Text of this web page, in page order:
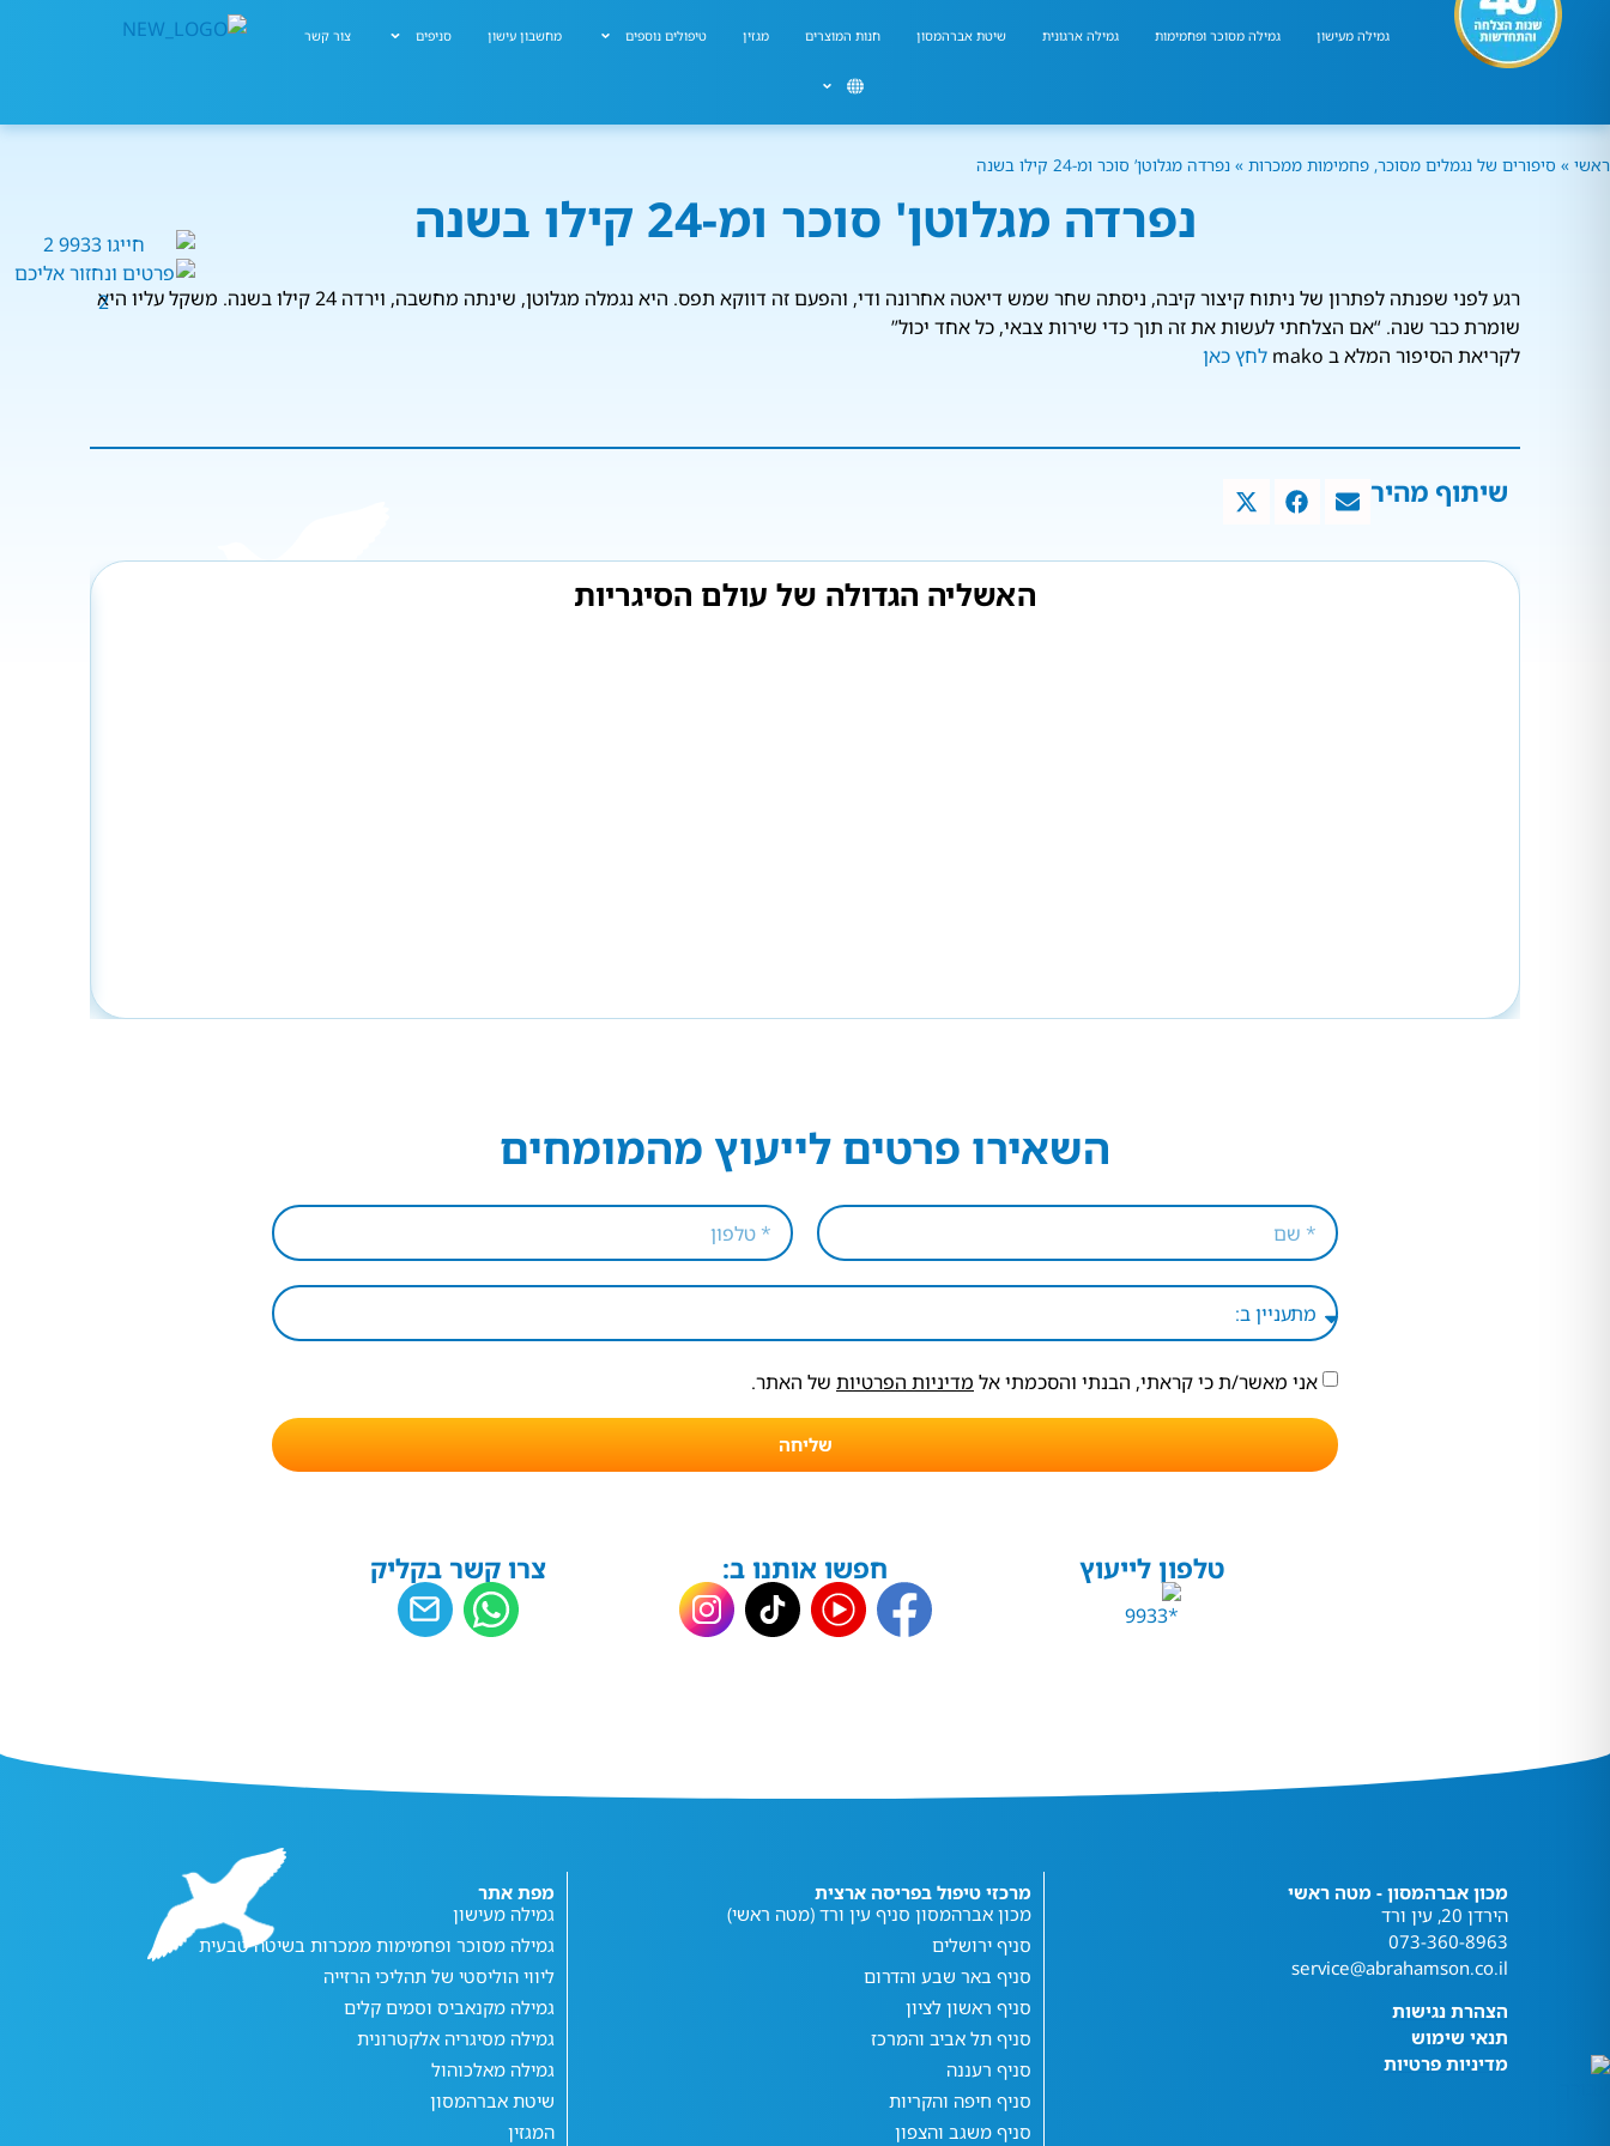
גמילה מעישון גמילה מסוכר ופחמימות גמילה ארגונית שיטת אברהמסון חנות המוצרים מגזין טיפולים נוספים מחשבון עישון סניפים צור קשר
ראשי » סיפורים של נגמלים מסוכר, פחמימות ממכרות » נפרדה מגלוטן’ סוכר ומ-24 קילו בשנה
נפרדה מגלוטן' סוכר ומ-24 קילו בשנה
רגע לפני שפנתה לפתרון של ניתוח קיצור קיבה, ניסתה שחר שמש דיאטה אחרונה ודי, והפעם זה דווקא תפס. היא נגמלה מגלוטן, שינתה מחשבה, וירדה 24 קילו בשנה. משקל עליו היא
שומרת כבר שנה. “אם הצלחתי לעשות את זה תוך כדי שירות צבאי, כל אחד יכול”
לקריאת הסיפור המלא ב mako
לחץ כאן
שיתוף מהיר
האשליה הגדולה של עולם הסיגריות
השאירו פרטים לייעוץ מהמומחים
אני מאשר/ת כי קראתי, הבנתי והסכמתי אל מדיניות הפרטיות של האתר.
שליחה
טלפון לייעוץ חפשו אותנו ב: צרו קשר בקליק
מכון אברהמסון - מטה ראשי
הירדן 20, עין ורד
073-360-8963
service@abrahamson.co.il
הצהרת נגישות
תנאי שימוש
מדיניות פרטיות
מרכזי טיפול בפריסה ארצית
מכון אברהמסון סניף עין ורד (מטה ראשי)
סניף ירושלים
סניף באר שבע והדרום
סניף ראשון לציון
סניף תל אביב והמרכז
סניף רעננה
סניף חיפה והקריות
סניף משגב והצפון
מפת אתר
גמילה מעישון
גמילה מסוכר ופחמימות ממכרות בשיטה טבעית
ליווי הוליסטי של תהליכי הרזייה
גמילה מקנאביס וסמים קלים
גמילה מסיגריה אלקטרונית
גמילה מאלכוהול
שיטת אברהמסון
המגזין